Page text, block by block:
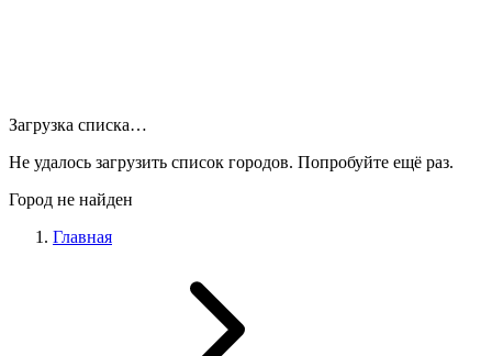
Загрузка списка…
Не удалось загрузить список городов. Попробуйте ещё раз.
Город не найден
Главная